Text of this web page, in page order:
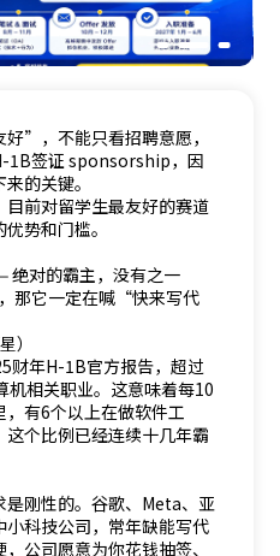
”，不能只看招聘意愿，
1B签证 sponsorship，因
的关键。
前对留学生最友好的赛道
势和门槛。
绝对的霸主，没有之一
那它一定在喊“快来写代
）
财年H-1B官方报告，超过
相关职业。这意味着每10
有6个以上在做软件工
个比例已经连续十几年霸
刚性的。谷歌、Meta、亚
科技公司，常年缺能写代
公司愿意为你花钱抽签、